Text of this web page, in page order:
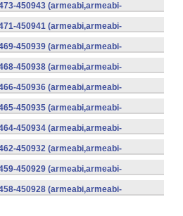
450943 (armeabi,armeabi-
450941 (armeabi,armeabi-
450939 (armeabi,armeabi-
450938 (armeabi,armeabi-
450936 (armeabi,armeabi-
450935 (armeabi,armeabi-
450934 (armeabi,armeabi-
450932 (armeabi,armeabi-
450929 (armeabi,armeabi-
450928 (armeabi,armeabi-